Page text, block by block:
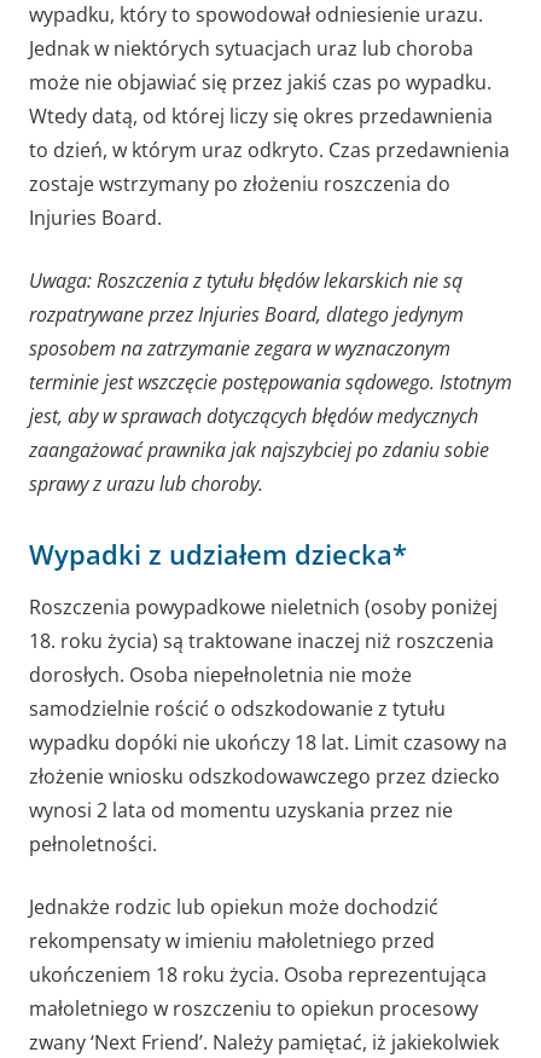
wypadku, który to spowodował odniesienie urazu.
Jednak w niektórych sytuacjach uraz lub choroba
może nie objawiać się przez jakiś czas po wypadku.
Wtedy datą, od której liczy się okres przedawnienia
to dzień, w którym uraz odkryto. Czas przedawnienia
zostaje wstrzymany po złożeniu roszczenia do
Injuries Board.
Uwaga: Roszczenia z tytułu błędów lekarskich nie są
rozpatrywane przez Injuries Board, dlatego jedynym
sposobem na zatrzymanie zegara w wyznaczonym
terminie jest wszczęcie postępowania sądowego. Istotnym
jest, aby w sprawach dotyczących błędów medycznych
zaangażować prawnika jak najszybciej po zdaniu sobie
sprawy z urazu lub choroby.
Wypadki z udziałem dziecka*
Roszczenia powypadkowe nieletnich (osoby poniżej
18. roku życia) są traktowane inaczej niż roszczenia
dorosłych. Osoba niepełnoletnia nie może
samodzielnie rościć o odszkodowanie z tytułu
wypadku dopóki nie ukończy 18 lat. Limit czasowy na
złożenie wniosku odszkodowawczego przez dziecko
wynosi 2 lata od momentu uzyskania przez nie
pełnoletności.
Jednakże rodzic lub opiekun może dochodzić
rekompensaty w imieniu małoletniego przed
ukończeniem 18 roku życia. Osoba reprezentująca
małoletniego w roszczeniu to opiekun procesowy
zwany ‘Next Friend’. Należy pamiętać, iż jakiekolwiek